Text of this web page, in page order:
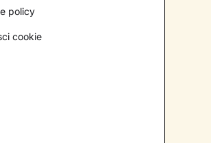
policy
cookie